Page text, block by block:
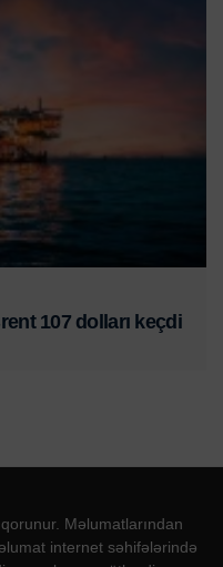
107 dolları keçdi
Məlumatlarından
internet səhifələrində